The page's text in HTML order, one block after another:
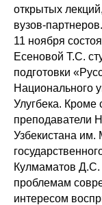
открытых
вузов-партнеров.
11 ноября
Есеновой Т.С.
подготовки
Национального
Улугбека. Кроме
преподаватели
Узбекистана им.
Кулмаматов
проблемам
интересом